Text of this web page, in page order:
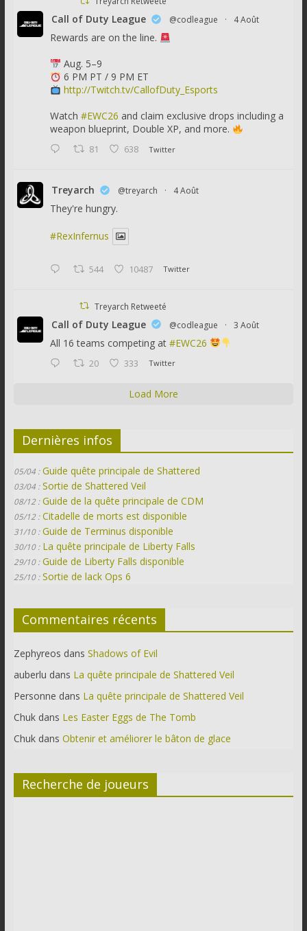
Call of Duty League @codleague · 4 Août
Rewards are on the line.
Aug. 5–9
6 PM PT / 9 PM ET
http://Twitch.tv/CallofDuty_Esports
Watch #EWC26 and claim exclusive drops including a
weapon blueprint, Double XP, and more.
81 638 Twitter
Treyarch @treyarch · 4 Août
They're hungry.
#RexInfernus
544 10487 Twitter
Treyarch Retweeté
Call of Duty League @codleague · 3 Août
All 16 teams competing at #EWC26
20 333 Twitter
Load More
Dernières infos
05/04 : Guide quête principale de Shattered
03/04 : Sortie de Shattered Veil
08/12 : Guide de la quête principale de CDM
05/12 : Citadelle de morts est disponible
31/10 : Guide de Terminus disponible
30/10 : La quête principale de Liberty Falls
29/10 : Guide de Liberty Falls disponible
25/10 : Sortie de lack Ops 6
Commentaires récents
Zephyreos dans Shadows of Evil
auberlu dans La quête principale de Shattered Veil
Personne dans La quête principale de Shattered Veil
Chukdans Les Easter Eggs de The Tomb
Chukdans Obtenir et améliorer le bâton de glace
Recherche de joueurs